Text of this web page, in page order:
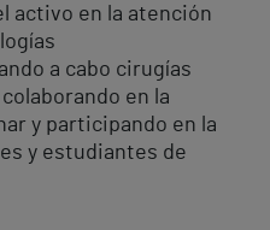
activo en la atención
a cabo cirugías
en la
y participando en la
y estudiantes de